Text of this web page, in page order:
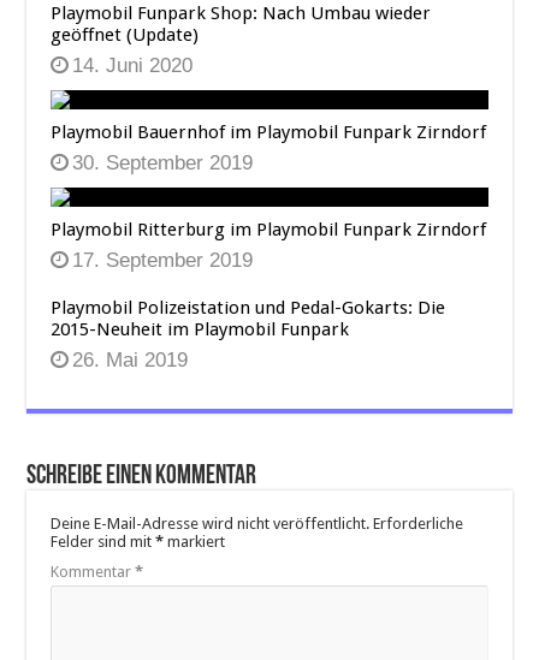
Playmobil Funpark Shop: Nach Umbau wieder
geöffnet (Update)
14. Juni 2020
Playmobil Bauernhof im Playmobil Funpark Zirndorf
30. September 2019
Playmobil Ritterburg im Playmobil Funpark Zirndorf
17. September 2019
Playmobil Polizeistation und Pedal-Gokarts: Die
2015-Neuheit im Playmobil Funpark
26. Mai 2019
Schreibe einen Kommentar
Deine E-Mail-Adresse wird nicht veröffentlicht. Erforderliche
Felder sind mit* markiert
Kommentar*